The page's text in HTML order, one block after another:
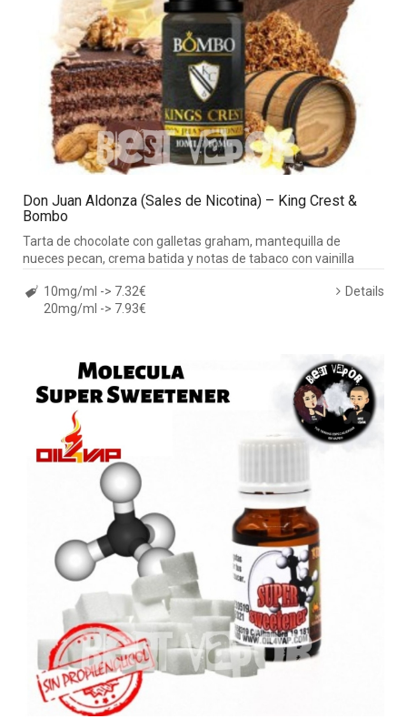
Don Juan Aldonza (Sales de Nicotina) – King Crest &
Bombo
Tarta de chocolate con galletas graham, mantequilla de
nueces pecan, crema batida y notas de tabaco con vainilla
10mg/ml -> 7.32€
20mg/ml -> 7.93€
Details